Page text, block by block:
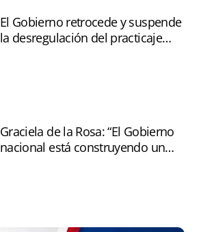
El Gobierno retrocede y suspende
la desregulación del practicaje
Graciela de la Rosa: “El Gobierno
nacional está construyendo un